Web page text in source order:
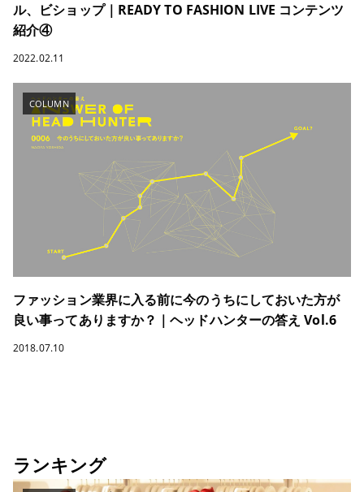
ル、ビショップ｜READY TO FASHION LIVE コンテンツ
紹介④
2022.02.11
COLUMN
ファッション業界に入る前に今のうちにしておいた方が
良い事ってありますか？｜ヘッドハンターの答え Vol.6
2018.07.10
ランキング